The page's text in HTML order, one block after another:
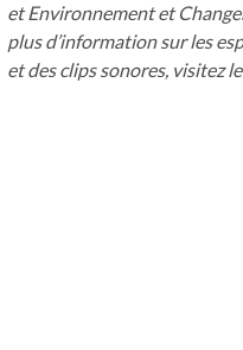
et Environnement et
plus d’information sur les
et des clips sonores, visitez le